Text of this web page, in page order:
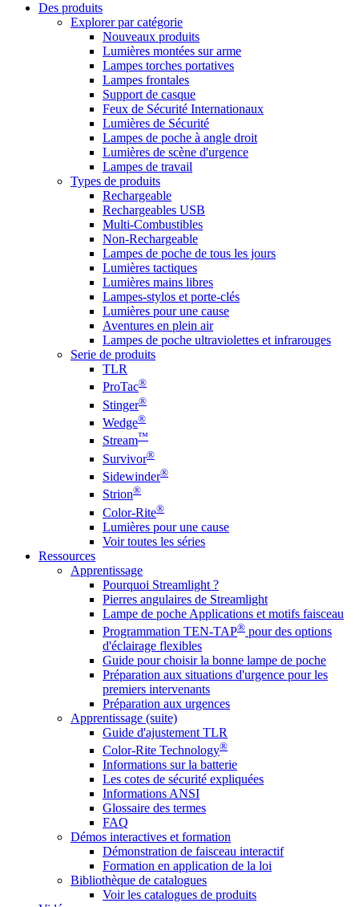
Des produits
Explorer par catégorie
Nouveaux produits
Lumières montées sur arme
Lampes torches portatives
Lampes frontales
Support de casque
Feux de Sécurité Internationaux
Lumières de Sécurité
Lampes de poche à angle droit
Lumières de scène d'urgence
Lampes de travail
Types de produits
Rechargeable
Rechargeables USB
Multi-Combustibles
Non-Rechargeable
Lampes de poche de tous les jours
Lumières tactiques
Lumières mains libres
Lampes-stylos et porte-clés
Lumières pour une cause
Aventures en plein air
Lampes de poche ultraviolettes et infrarouges
Serie de produits
TLR
ProTac®
Stinger®
Wedge®
Stream™
Survivor®
Sidewinder®
Strion®
Color-Rite®
Lumières pour une cause
Voir toutes les séries
Ressources
Apprentissage
Pourquoi Streamlight ?
Pierres angulaires de Streamlight
Lampe de poche Applications et motifs faisceau
Programmation TEN-TAP® pour des options
d'éclairage flexibles
Guide pour choisir la bonne lampe de poche
Préparation aux situations d'urgence pour les
premiers intervenants
Préparation aux urgences
Apprentissage (suite)
Guide d'ajustement TLR
Color-Rite Technology®
Informations sur la batterie
Les cotes de sécurité expliquées
Informations ANSI
Glossaire des termes
FAQ
Démos interactives et formation
Démonstration de faisceau interactif
Formation en application de la loi
Bibliothèque de catalogues
Voir les catalogues de produits